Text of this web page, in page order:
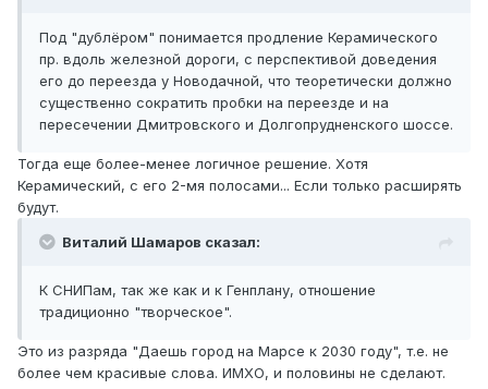
Под "дублёром" понимается продление Керамического
пр. вдоль железной дороги, с перспективой доведения
его до переезда у Новодачной, что теоретически должно
существенно сократить пробки на переезде и на
пересечении Дмитровского и Долгопрудненского шоссе.
Тогда еще более-менее логичное решение. Хотя
Керамический, с его 2-мя полосами... Если только расширять
будут.
Виталий Шамаров сказал:
К СНИПам, так же как и к Генплану, отношение
традиционно "творческое".
Это из разряда "Даешь город на Марсе к 2030 году", т.е. не
более чем красивые слова. ИМХО, и половины не сделают.